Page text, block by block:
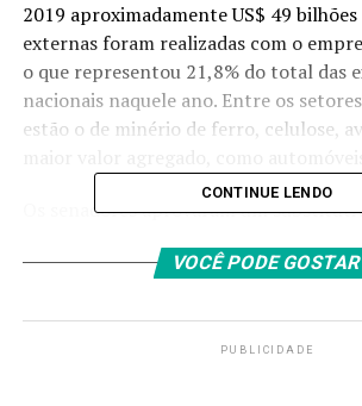
2019 aproximadamente US$ 49 bilhões
externas foram realizadas com o
o que representou 21,8% do total das
nacionais naquele ano. Entre os
estão o de minério de ferro, celulose,
Os senadores aprovaram um
deputado Alexis Fonteyne (Novo-SP)
descumprir os requisitos dodrawback
dos tributos até então dispensados.
CONTINUE LENDO
VOCÊ PODE GOSTAR
PUBLICIDADE